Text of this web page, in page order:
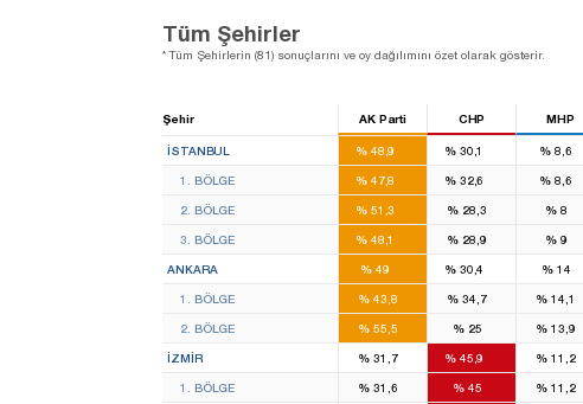
Tüm Şehirler
* Tüm Şehirlerin (81) sonuçlarını ve oy dağılımını özet olarak gösterir.
Şehir AK Parti CHP MHP
İSTANBUL %48,9
46
%30,1
28
% 8,6
7
1. BÖLGE %47,8 %32,6 % 8,6
2. BÖLGE %51,3 % 28,3 %8
2
3. BÖLGE %48,1 % 28,9 %9
ANKARA % 49 %30,4 %14
1. BÖLGE % 43,8 % 34,7 % 14,1
2. BÖLGE % 55,5 %25 % 13,9
İZMIR % 31,7 %45,9 % 11,2
1. BÖLGE % 31,6 %45 % 11,2